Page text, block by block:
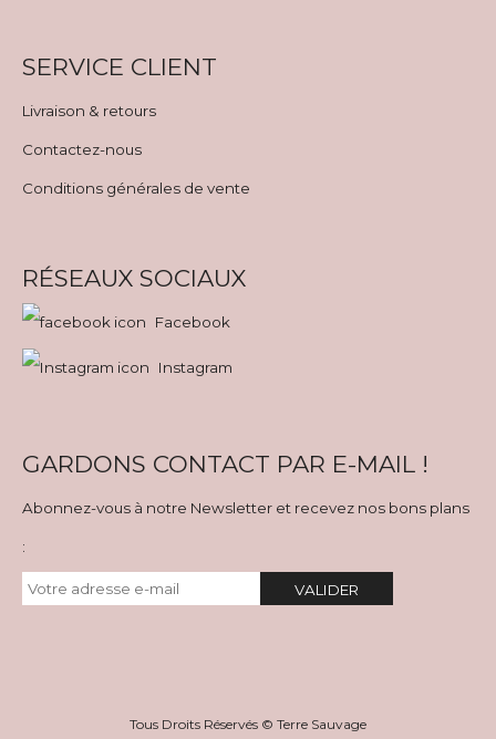
SERVICE CLIENT
Livraison & retours
Contactez-nous
Conditions générales de vente
RÉSEAUX SOCIAUX
Facebook
Instagram
GARDONS CONTACT PAR E-MAIL !
Abonnez-vous à notre Newsletter et recevez nos bons plans
:
VALIDER
Tous Droits Réservés © Terre Sauvage